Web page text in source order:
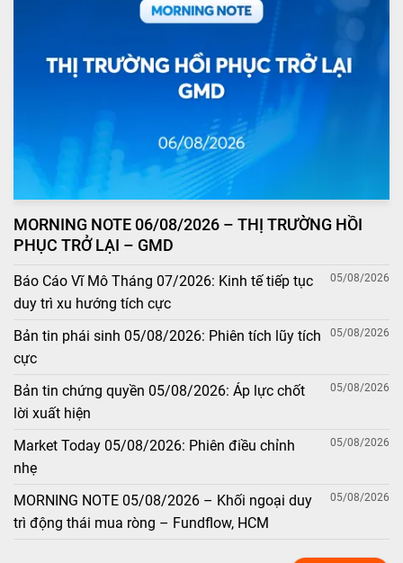
MORNING NOTE 06/08/2026 – THỊ TRƯỜNG HỒI
PHỤC TRỞ LẠI – GMD
Báo Cáo Vĩ Mô Tháng 07/2026: Kinh tế tiếp tục
duy trì xu hướng tích cực
05/08/2026
Bản tin phái sinh 05/08/2026: Phiên tích lũy tích
cực
05/08/2026
Bản tin chứng quyền 05/08/2026: Áp lực chốt
lời xuất hiện
05/08/2026
Market Today 05/08/2026: Phiên điều chỉnh
nhẹ
05/08/2026
MORNING NOTE 05/08/2026 – Khối ngoại duy
trì động thái mua ròng – Fundflow, HCM
05/08/2026